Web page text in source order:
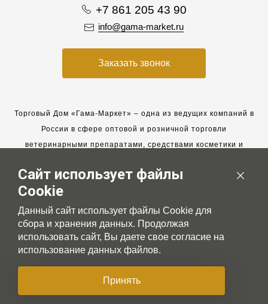
+7 861 205 43 90
info@gama-market.ru
Заказать звонок
Торговый Дом «Гама-Маркет» – одна из ведущих компаний в
России в сфере оптовой и розничной торговли
ветеринарными препаратами, средствами косметики и
Мы работаем с 2005 года. Мы приглашаем к сотрудничеству
новых клиентов и всегда рассчитываем на взаимовыгодные,
долгосрочные партнерские отношения.
Сайт использует файлы
Cookie
Данный сайт использует файлы Cookie для
сбора и хранения данных. Продолжая
использовать сайт, Вы даете свое согласие на
использование данных файлов.
Принять